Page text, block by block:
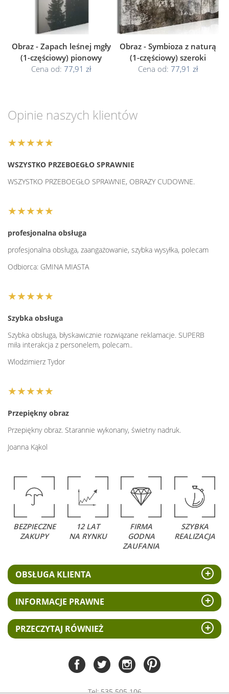
Obraz - Zapach leśnej mgły
(1-częściowy) pionowy
Cena od: 77,91 zł
Obraz - Symbioza z naturą
(1-częściowy) szeroki
Cena od: 77,91 zł
Opinie naszych klientów
★★★★★
WSZYSTKO PRZEBOEGŁO SPRAWNIE
WSZYSTKO PRZEBOEGŁO SPRAWNIE, OBRAZY CUDOWNE.
★★★★★
profesjonalna obsługa
profesjonalna obsługa, zaangażowanie, szybka wysyłka, polecam
Odbiorca: GMINA MIASTA
★★★★★
Szybka obsługa
Szybka obsługa, błyskawicznie rozwiązane reklamacje. SUPERB
miła interakcja z personelem, polecam..
Wlodzimierz Tydor
★★★★★
Przepiękny obraz
Przepiękny obraz. Starannie wykonany, świetny nadruk.
Joanna Kąkol
BEZPIECZNE
ZAKUPY
12 LAT
NA RYNKU
FIRMA
GODNA
ZAUFANIA
SZYBKA
REALIZACJA
OBSŁUGA KLIENTA
INFORMACJE PRAWNE
PRZECZYTAJ RÓWNIEŻ
Tel:535 505 106